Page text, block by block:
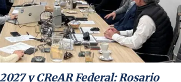
y CReAR Federal: Rosario